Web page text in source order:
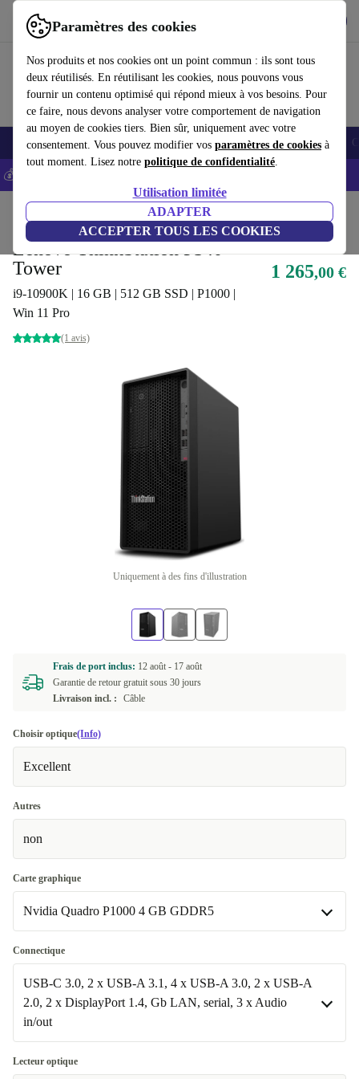
Paramètres des cookies
Nos produits et nos cookies ont un point commun : ils sont tous
deux réutilisés. En réutilisant les cookies, nous pouvons vous
fournir un contenu optimisé qui répond mieux à vos besoins. Pour
ce faire, nous devons analyser votre comportement de navigation
au moyen de cookies tiers. Bien sûr, uniquement avec votre
consentement. Vous pouvez modifier vos paramètres de cookies à
tout moment. Lisez notre politique de confidentialité.
Utilisation limitée
ADAPTER
ACCEPTER TOUS LES COOKIES
Utilisez refurbed rapidement et facilement
Smartphones Laptops Tablettes Montres connectées Accessoires
💰-5% EXTRA sur les iPhones – Code: IPHONEDEAL -
Ordinateurs de bureau Ordinateurs de bureau Lenovo
Lenovo ThinkStation P340
Tower
i9-10900K | 16 GB | 512 GB SSD | P1000 |
Win 11 Pro
(1 avis)
1 265,00 €
Uniquement à des fins d'illustration
Frais de port inclus: 12 août - 17 août
Garantie de retour gratuit sous 30 jours
Livraison incl. :
Câble
Choisir optique(Info)
Excellent
Autres
non
Carte graphique
Nvidia Quadro P1000 4 GB GDDR5
Nvidia Quadro P1000 4 GB GDDR5
Disponible dans d'autres variantes
Nvidia Quadro P2200 5 GB GDDR5X +12,00 €
Connectique
USB-C 3.0, 2 x USB-A 3.1, 4 x USB-A 3.0, 2 x USB-A
2.0, 2 x DisplayPort 1.4, Gb LAN, serial, 3 x Audio
in/out
USB-C 3.0, 2 x USB-A 3.1, 4 x USB-A 3.0, 2 x USB-A 2.0, 2 x
DisplayPort 1.4, Gb LAN, serial, 3 x Audio in/out
Lecteur optique